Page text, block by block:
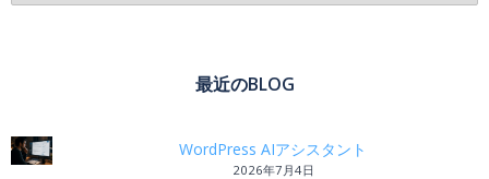
最近のBLOG
WordPress AIアシスタント
2026年7月4日